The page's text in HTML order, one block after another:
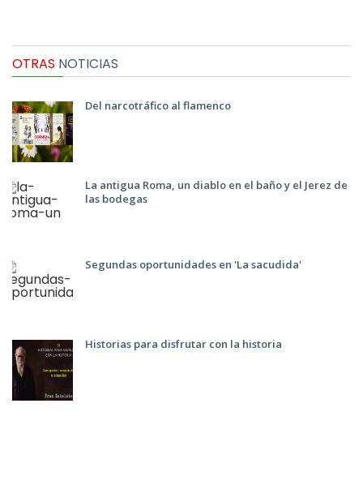
OTRAS NOTICIAS
Del narcotráfico al flamenco
La antigua Roma, un diablo en el baño y el Jerez de
las bodegas
Segundas oportunidades en 'La sacudida'
Historias para disfrutar con la historia